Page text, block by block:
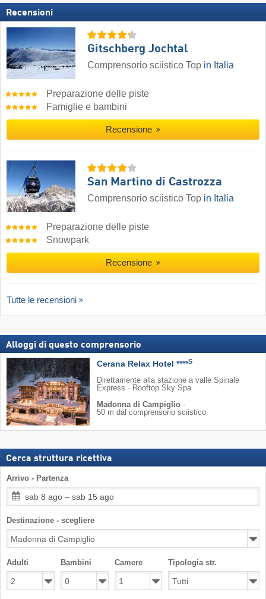
Recensioni
Gitschberg Jochtal
Comprensorio sciistico Top in Italia
Preparazione delle piste
Famiglie e bambini
Recensione
San Martino di Castrozza
Comprensorio sciistico Top in Italia
Preparazione delle piste
Snowpark
Recensione
Tutte le recensioni
Alloggi di questo comprensorio
Cerana Relax Hotel ****S
Direttamente alla stazione a valle Spinale
Express · Rooftop Sky Spa
Madonna di Campiglio ·
50 m dal comprensorio sciistico
Cerca struttura ricettiva
Arrivo - Partenza
sab 8 ago – sab 15 ago
Destinazione - scegliere
Adulti Bambini Camere Tipologia str.